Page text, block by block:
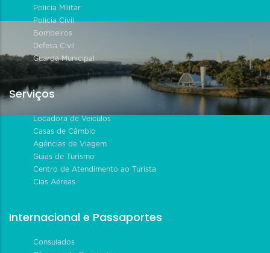
Polícia Militar
Polícia Civil
Bombeiros
Defesa Civil
Guarda Municipal
Serviços
Locadora de Veículos
Casas de Câmbio
Agências de Viagem
Guias de Turismo
Centro de Atendimento ao Turista
Cias Aéreas
Internacional e Passaportes
Consulados